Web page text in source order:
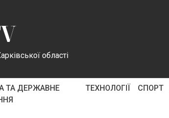
області
ТА ДЕРЖАВНЕ
ТЕХНОЛОГІЇ СПОРТ